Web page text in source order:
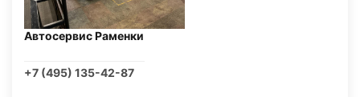
Автосервис Раменки
+7 (495) 135-42-87